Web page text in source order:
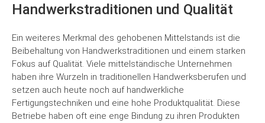
Handwerkstraditionen und Qualität
Ein weiteres Merkmal des gehobenen Mittelstands ist die
Beibehaltung von Handwerkstraditionen und einem starken
Fokus auf Qualität. Viele mittelständische Unternehmen
haben ihre Wurzeln in traditionellen Handwerksberufen und
setzen auch heute noch auf handwerkliche
Fertigungstechniken und eine hohe Produktqualität. Diese
Betriebe haben oft eine enge Bindung zu ihren Produkten